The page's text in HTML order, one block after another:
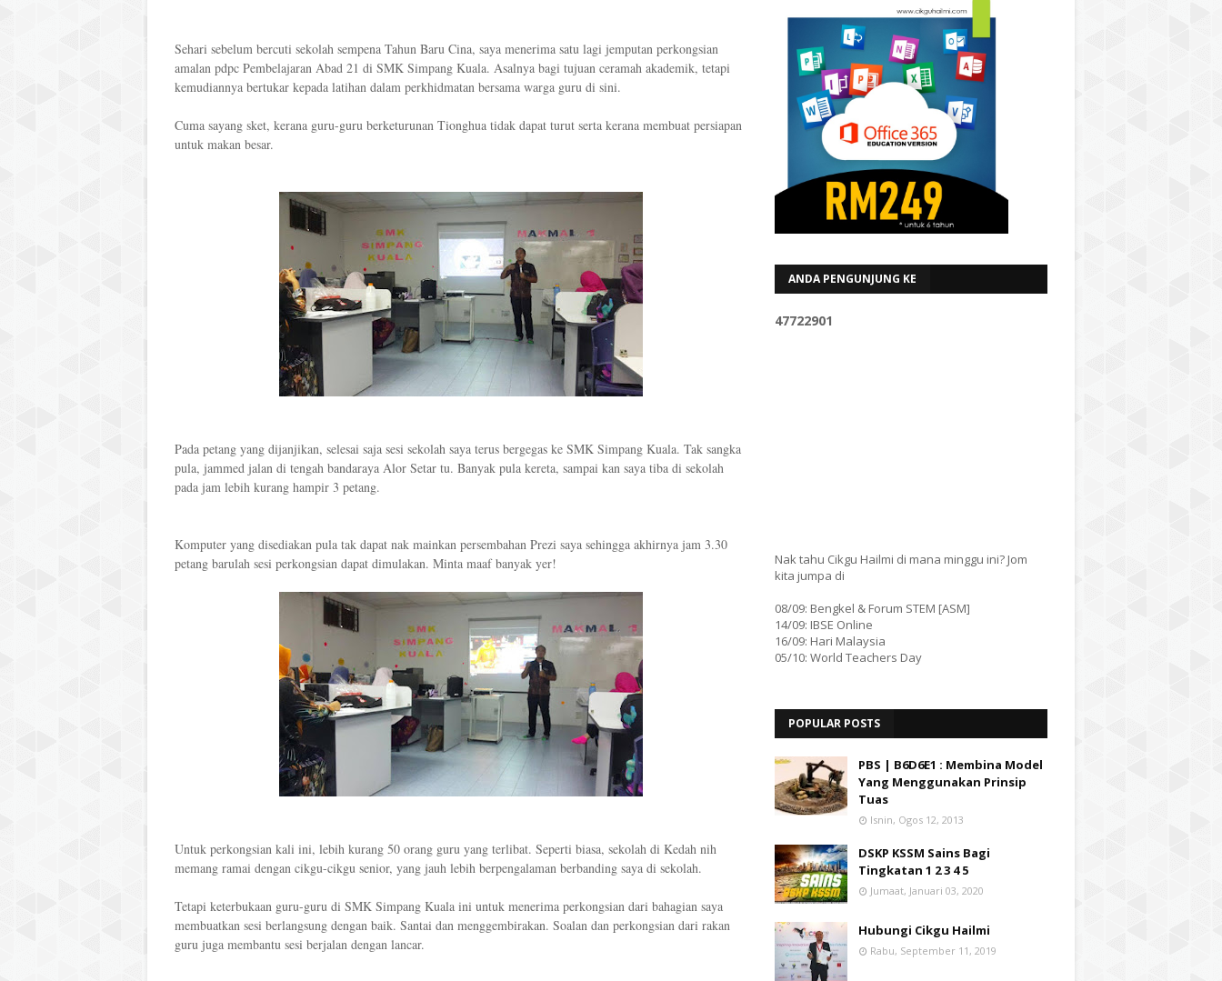
Sehari sebelum bercuti sekolah sempena Tahun Baru Cina, saya menerima satu lagi jemputan perkongsian
amalan pdpc Pembelajaran Abad 21 di SMK Simpang Kuala. Asalnya bagi tujuan ceramah akademik, tetapi
kemudiannya bertukar kepada latihan dalam perkhidmatan bersama warga guru di sini.
Cuma sayang sket, kerana guru-guru berketurunan Tionghua tidak dapat turut serta kerana membuat persiapan
untuk makan besar.
Pada petang yang dijanjikan, selesai saja sesi sekolah saya terus bergegas ke SMK Simpang Kuala. Tak sangka
pula, jammed jalan di tengah bandaraya Alor Setar tu. Banyak pula kereta, sampai kan saya tiba di sekolah
pada jam lebih kurang hampir 3 petang.
Komputer yang disediakan pula tak dapat nak mainkan persembahan Prezi saya sehingga akhirnya jam 3.30
petang barulah sesi perkongsian dapat dimulakan. Minta maaf banyak yer!
Untuk perkongsian kali ini, lebih kurang 50 orang guru yang terlibat. Seperti biasa, sekolah di Kedah nih
memang ramai dengan cikgu-cikgu senior, yang jauh lebih berpengalaman berbanding saya di sekolah.
Tetapi keterbukaan guru-guru di SMK Simpang Kuala ini untuk menerima perkongsian dari bahagian saya
membuatkan sesi berlangsung dengan baik. Santai dan menggembirakan. Soalan dan perkongsian dari rakan
guru juga membantu sesi berjalan dengan lancar.
ANDA PENGUNJUNG KE
47722901
Nak tahu Cikgu Hailmi di mana minggu ini? Jom
kita jumpa di
08/09: Bengkel & Forum STEM [ASM]
14/09: IBSE Online
16/09: Hari Malaysia
05/10: World Teachers Day
POPULAR POSTS
PBS | B6D6E1 : Membina Model
Yang Menggunakan Prinsip
Tuas
Isnin, Ogos 12, 2013
DSKP KSSM Sains Bagi
Tingkatan 1 2 3 4 5
Jumaat, Januari 03, 2020
Hubungi Cikgu Hailmi
Rabu, September 11, 2019